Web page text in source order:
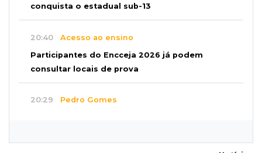
conquista o estadual sub-13
20:40 Acesso ao ensino
Participantes do Encceja 2026 já podem
consultar locais de prova
20:29 Pedro Gomes